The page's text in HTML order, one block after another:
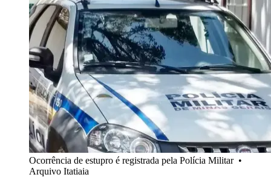
Ocorrência de estupro é registrada pela Polícia Militar •
Arquivo Itatiaia